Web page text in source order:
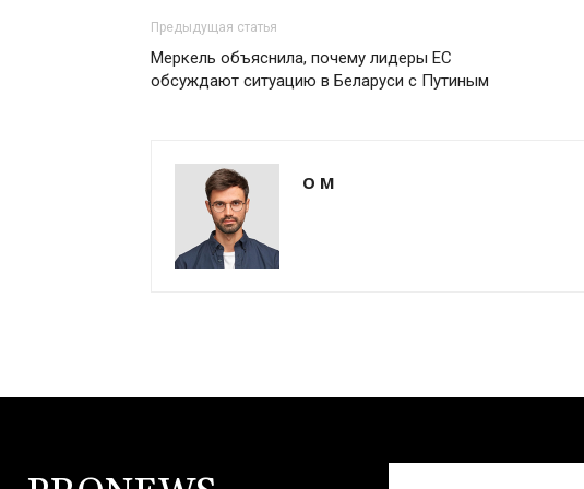
Предыдущая статья
Меркель объяснила, почему лидеры ЕС
обсуждают ситуацию в Беларуси с Путиным
О М